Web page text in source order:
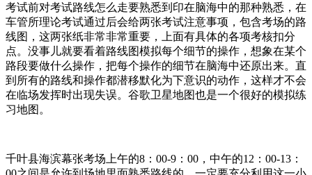
考试前对考试路线怎么走要熟悉到印在脑海中的那种熟悉，在
车管所理论考试通过后会给两张考试注意事项，包含考场的路
线图，这两张纸非常非常重要，上面有具体的各项考核扣分
点。没事儿就要看着路线图模拟每个细节的操作，想象在某个
路段要做什么操作，把每个操作的细节在脑海中还原出来。直
到所有的路线和操作都潜移默化为下意识的动作，这样才不会
在临场发挥时出现失误。谷歌卫星地图也是一个很好的模拟练
习地图。
千叶县海滨幕张考场上午的8：00-9：00，中午的12：00-13：